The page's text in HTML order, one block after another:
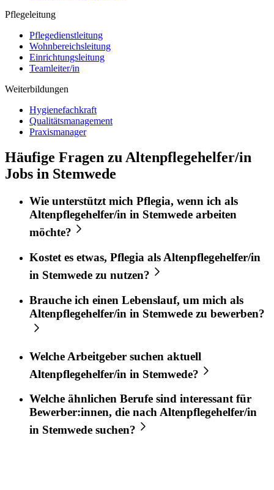
Pflegeleitung
Pflegedienstleitung
Wohnbereichsleitung
Einrichtungsleitung
Teamleiter/in
Weiterbildungen
Hygienefachkraft
Qualitätsmanagement
Praxismanager
Häufige Fragen zu Altenpflegehelfer/in
Jobs in Stemwede
Wie unterstützt mich Pflegia, wenn ich als
Altenpflegehelfer/in in Stemwede arbeiten
möchte?
Kostet es etwas, Pflegia als Altenpflegehelfer/in
in Stemwede zu nutzen?
Brauche ich einen Lebenslauf, um mich als
Altenpflegehelfer/in in Stemwede zu bewerben?
Welche Arbeitgeber suchen aktuell
Altenpflegehelfer/in in Stemwede?
Welche ähnlichen Berufe sind interessant für
Bewerber:innen, die nachAltenpflegehelfer/in
in Stemwede suchen?